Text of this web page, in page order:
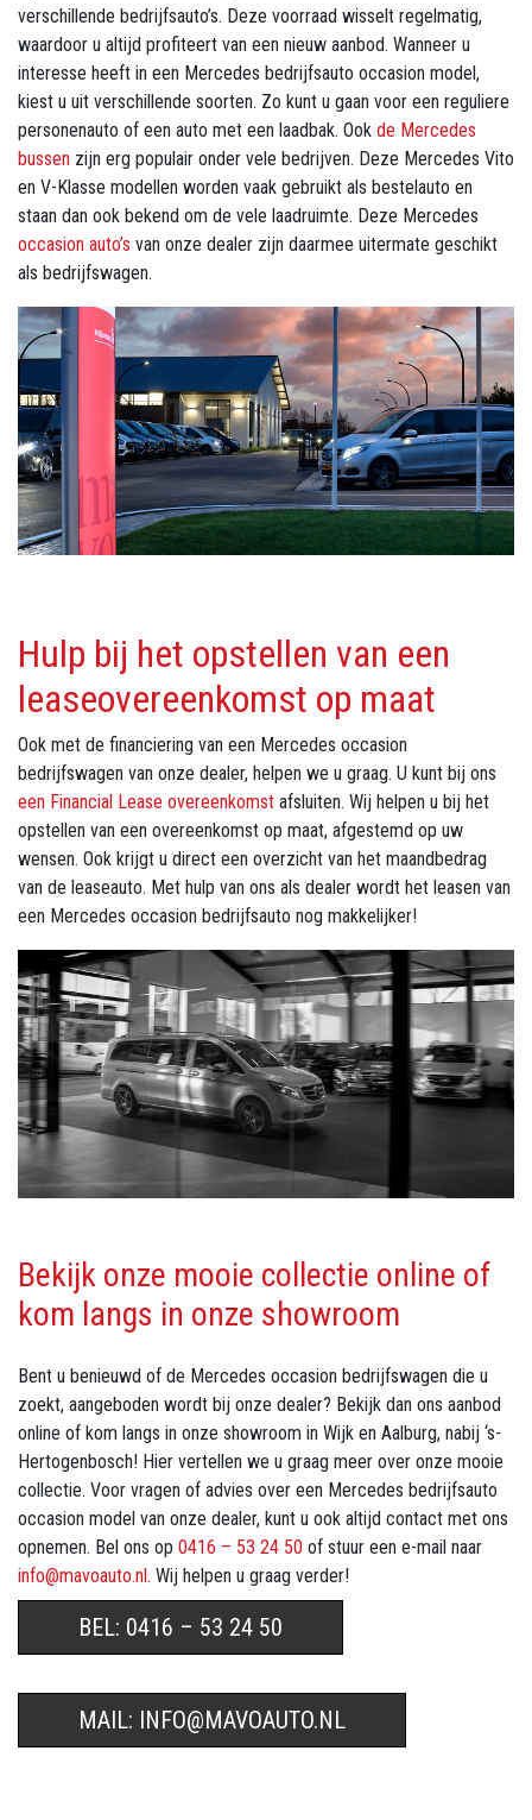
verschillende bedrijfsauto’s. Deze voorraad wisselt regelmatig,
waardoor u altijd profiteert van een nieuw aanbod. Wanneer u
interesse heeft in een Mercedes bedrijfsauto occasion model,
kiest u uit verschillende soorten. Zo kunt u gaan voor een reguliere
personenauto of een auto met een laadbak. Ook de Mercedes
bussen zijn erg populair onder vele bedrijven. Deze Mercedes Vito
en V-Klasse modellen worden vaak gebruikt als bestelauto en
staan dan ook bekend om de vele laadruimte. Deze Mercedes
occasion auto’s van onze dealer zijn daarmee uitermate geschikt
als bedrijfswagen.
Hulp bij het opstellen van een
leaseovereenkomst op maat
Ook met de financiering van een Mercedes occasion
bedrijfswagen van onze dealer, helpen we u graag. U kunt bij ons
een Financial Lease overeenkomst afsluiten. Wij helpen u bij het
opstellen van een overeenkomst op maat, afgestemd op uw
wensen. Ook krijgt u direct een overzicht van het maandbedrag
van de leaseauto. Met hulp van ons als dealer wordt het leasen van
een Mercedes occasion bedrijfsauto nog makkelijker!
Bekijk onze mooie collectie online of
kom langs in onze showroom
Bent u benieuwd of de Mercedes occasion bedrijfswagen die u
zoekt, aangeboden wordt bij onze dealer? Bekijk dan ons aanbod
online of kom langs in onze showroom in Wijk en Aalburg, nabij ‘s-
Hertogenbosch! Hier vertellen we u graag meer over onze mooie
collectie. Voor vragen of advies over een Mercedes bedrijfsauto
occasion model van onze dealer, kunt u ook altijd contact met ons
opnemen. Bel ons op 0416 – 53 24 50 of stuur een e-mail naar
info@mavoauto.nl. Wij helpen u graag verder!
BEL: 0416 – 53 24 50
MAIL: INFO@MAVOAUTO.NL